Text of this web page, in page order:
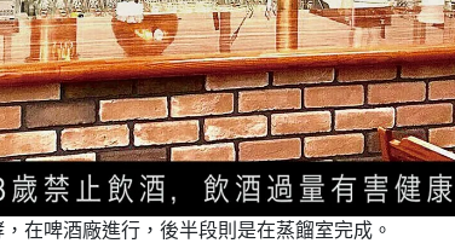
在啤酒廠進行，後半段則是在蒸餾室完成。